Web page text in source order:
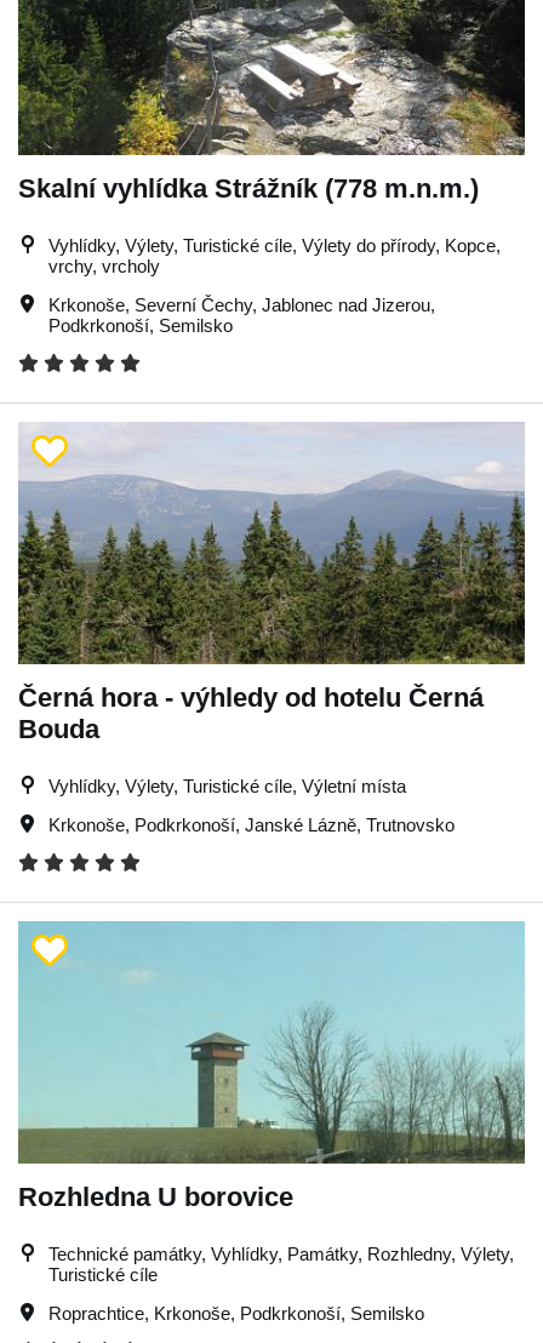
Skalní vyhlídka Strážník (778 m.n.m.)
Vyhlídky, Výlety, Turistické cíle, Výlety do přírody, Kopce,
vrchy, vrcholy
Krkonoše, Severní Čechy, Jablonec nad Jizerou,
Podkrkonoší, Semilsko
Černá hora - výhledy od hotelu Černá
Bouda
Vyhlídky, Výlety, Turistické cíle, Výletní místa
Krkonoše, Podkrkonoší, Janské Lázně, Trutnovsko
Rozhledna U borovice
Technické památky, Vyhlídky, Památky, Rozhledny, Výlety,
Turistické cíle
Roprachtice, Krkonoše, Podkrkonoší, Semilsko